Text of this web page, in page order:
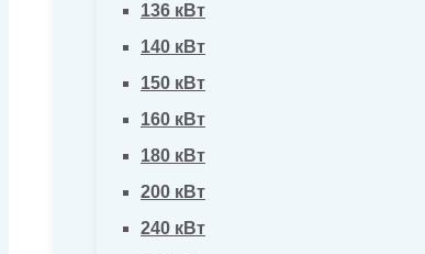
136 кВт
140 кВт
150 кВт
160 кВт
180 кВт
200 кВт
240 кВт